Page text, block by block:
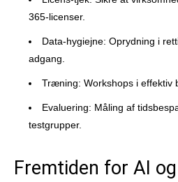
365-licenser.
Data-hygiejne: Oprydning i
adgang.
Træning: Workshops i effektiv
Evaluering: Måling af
testgrupper.
Fremtiden for AI